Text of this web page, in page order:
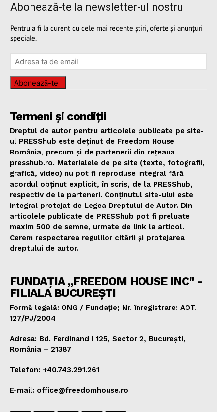
Abonează-te la newsletter-ul nostru
Pentru a fi la curent cu cele mai recente știri, oferte și anunțuri
speciale.
Abonează-te
Termeni și condiții
Dreptul de autor pentru articolele publicate pe site-
ul PRESShub este deținut de Freedom House
România, precum și de partenerii din rețeaua
presshub.ro. Materialele de pe site (texte, fotografii,
grafică, video) nu pot fi reproduse integral fără
acordul obținut explicit, în scris, de la PRESShub,
respectiv de la parteneri. Conținutul site-ului este
integral protejat de Legea Dreptului de Autor. Din
articolele publicate de PRESShub pot fi preluate
maxim 500 de semne, urmate de link la articol.
Cerem respectarea regulilor citării și protejarea
dreptului de autor.
FUNDAȚIA „FREEDOM HOUSE INC" -
FILIALA BUCUREȘTI
Formă legală: ONG / Fundație; Nr. înregistrare: AOT.
127/PJ/2004
Adresa: Bd. Ferdinand I 125, Sector 2, București,
România – 21387
Telefon: +40.743.291.261
E-mail: office@freedomhouse.ro